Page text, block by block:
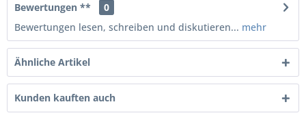
Bewertungen **
0
Bewertungen lesen, schreiben und diskutieren... mehr
Ähnliche Artikel
Kunden kauften auch